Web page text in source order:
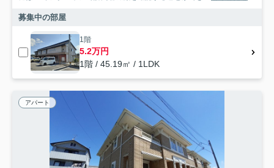
募集中の部屋
1階
5.2万円
1階 / 45.19㎡ / 1LDK
アパート